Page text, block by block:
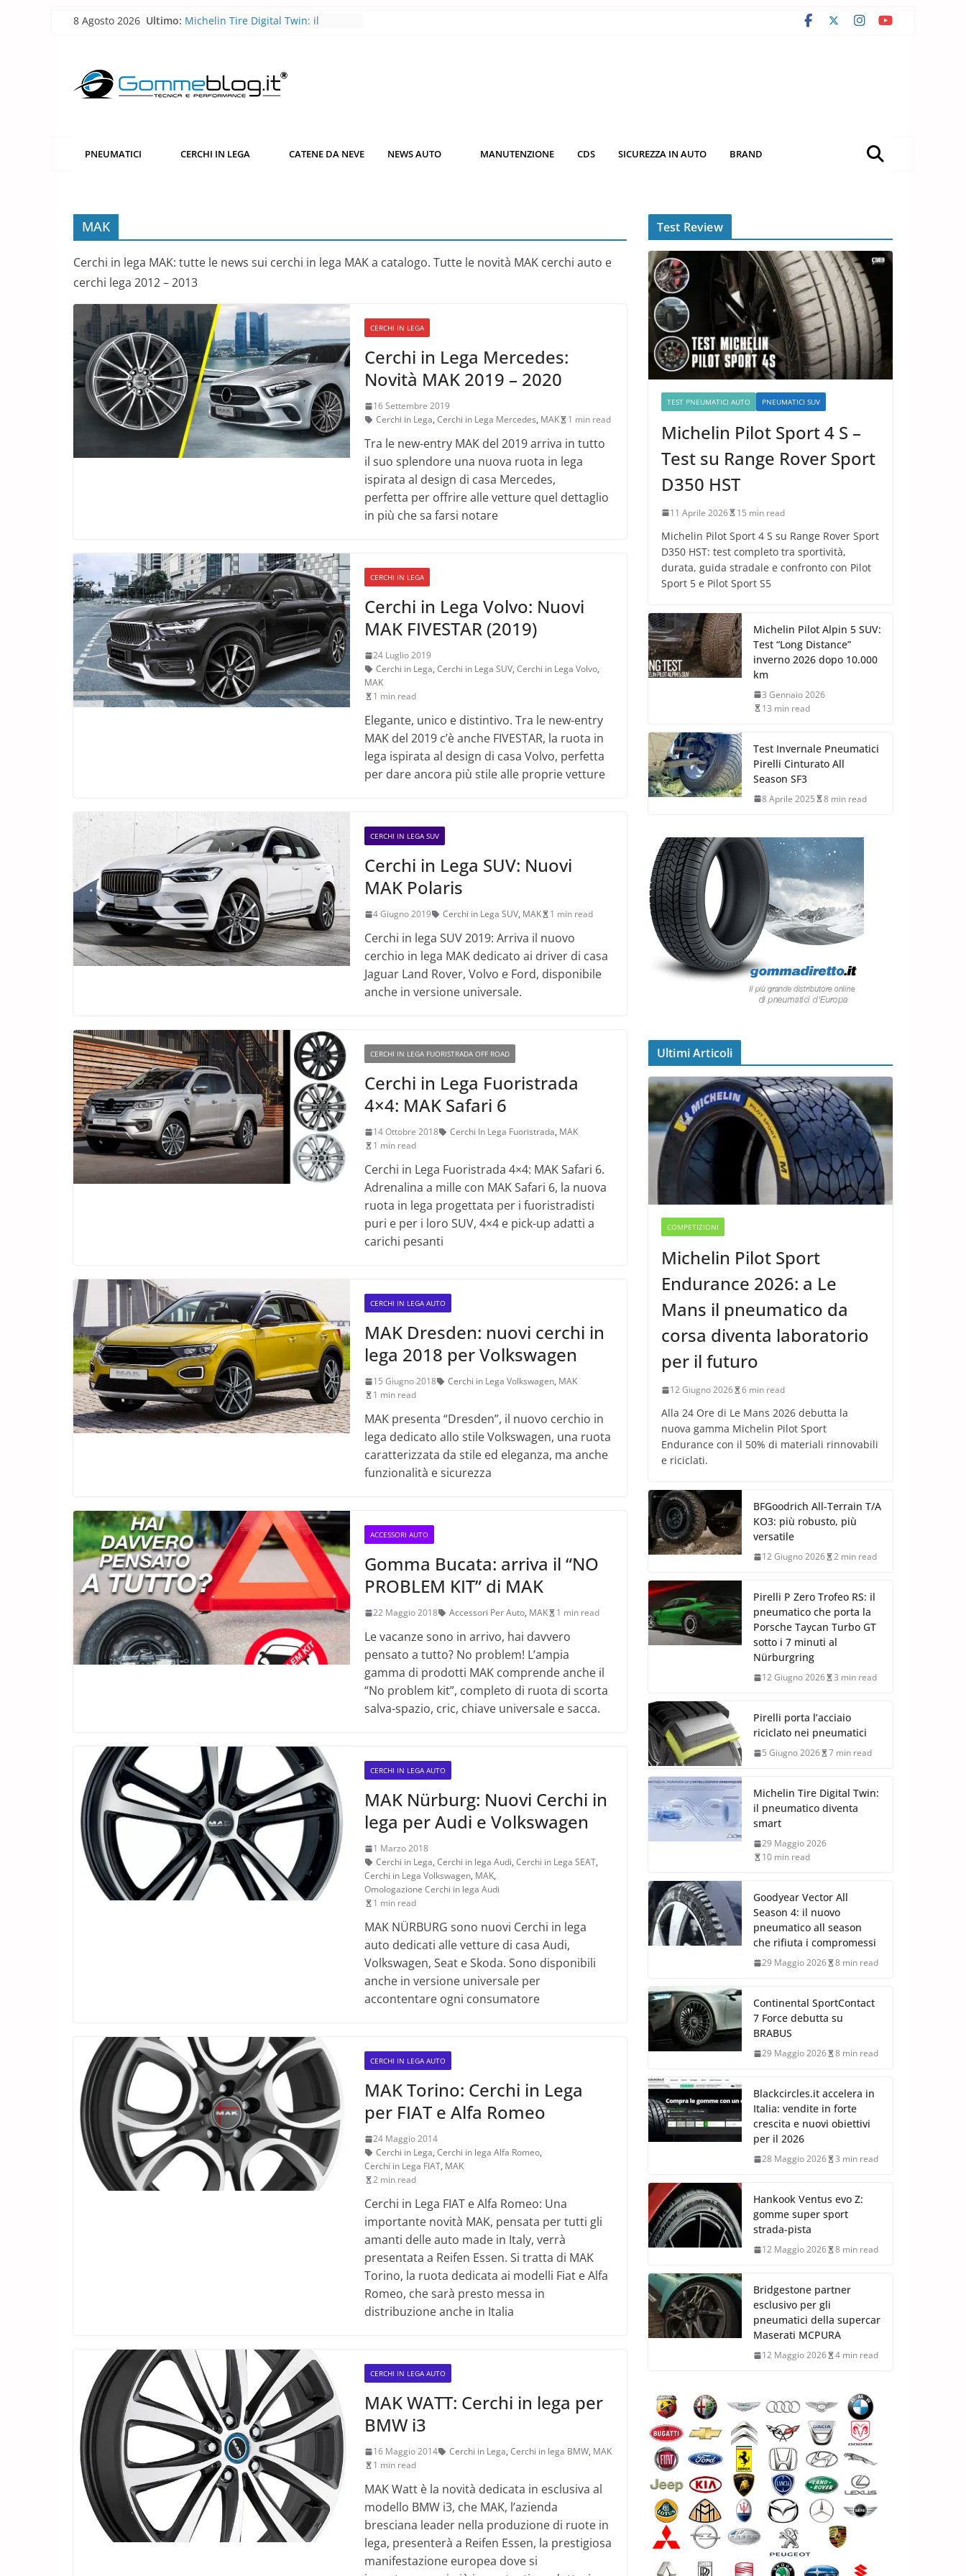
8 Agosto 2026 Ultimo: Michelin Tire Digital Twin: il
corsa diventa laboratorio per il
futuro
pneumatico che porta la Porsche
PNEUMATICI CERCHI IN LEGA CATENE DA NEVE NEWS AUTO MANUTENZIONE CDS SICUREZZA IN AUTO BRAND
MAK
Cerchi in lega MAK: tutte le news sui cerchi in lega MAK a catalogo. Tutte le novità MAK cerchi auto e
cerchi lega 2012 – 2013
CERCHI IN LEGA
Cerchi in Lega Mercedes:
Novità MAK 2019 – 2020
16 Settembre 2019
Cerchi in Lega, Cerchi in Lega Mercedes, MAK 1 min read
Tra le new-entry MAK del 2019 arriva in tutto
il suo splendore una nuova ruota in lega
ispirata al design di casa Mercedes,
perfetta per offrire alle vetture quel dettaglio
in più che sa farsi notare
CERCHI IN LEGA
Cerchi in Lega Volvo: Nuovi
MAK FIVESTAR (2019)
24 Luglio 2019
Cerchi in Lega, Cerchi in Lega SUV, Cerchi in Lega Volvo,
MAK
1 min read
Elegante, unico e distintivo. Tra le new-entry
MAK del 2019 c’è anche FIVESTAR, la ruota in
lega ispirata al design di casa Volvo, perfetta
per dare ancora più stile alle proprie vetture
CERCHI IN LEGA SUV
Cerchi in Lega SUV: Nuovi
MAK Polaris
4 Giugno 2019 Cerchi in Lega SUV, MAK 1 min read
Cerchi in lega SUV 2019: Arriva il nuovo
cerchio in lega MAK dedicato ai driver di casa
Jaguar Land Rover, Volvo e Ford, disponibile
anche in versione universale.
CERCHI IN LEGA FUORISTRADA OFF ROAD
Cerchi in Lega Fuoristrada
4×4: MAK Safari 6
14 Ottobre 2018 Cerchi In Lega Fuoristrada, MAK
1 min read
Cerchi in Lega Fuoristrada 4×4: MAK Safari 6.
Adrenalina a mille con MAK Safari 6, la nuova
ruota in lega progettata per i fuoristradisti
puri e per i loro SUV, 4×4 e pick-up adatti a
carichi pesanti
CERCHI IN LEGA AUTO
MAK Dresden: nuovi cerchi in
lega 2018 per Volkswagen
15 Giugno 2018 Cerchi in Lega Volkswagen, MAK
1 min read
MAK presenta “Dresden”, il nuovo cerchio in
lega dedicato allo stile Volkswagen, una ruota
caratterizzata da stile ed eleganza, ma anche
funzionalità e sicurezza
ACCESSORI AUTO
Gomma Bucata: arriva il “NO
PROBLEM KIT” di MAK
22 Maggio 2018 Accessori Per Auto, MAK 1 min read
Le vacanze sono in arrivo, hai davvero
pensato a tutto? No problem! L’ampia
gamma di prodotti MAK comprende anche il
“No problem kit”, completo di ruota di scorta
salva-spazio, cric, chiave universale e sacca.
CERCHI IN LEGA AUTO
MAK Nürburg: Nuovi Cerchi in
lega per Audi e Volkswagen
1 Marzo 2018
Cerchi in Lega, Cerchi in lega Audi, Cerchi in Lega SEAT,
Cerchi in Lega Volkswagen, MAK,
Omologazione Cerchi in lega Audi
1 min read
MAK NÜRBURG sono nuovi Cerchi in lega
auto dedicati alle vetture di casa Audi,
Volkswagen, Seat e Skoda. Sono disponibili
anche in versione universale per
accontentare ogni consumatore
CERCHI IN LEGA AUTO
MAK Torino: Cerchi in Lega
per FIAT e Alfa Romeo
24 Maggio 2014
Cerchi in Lega, Cerchi in lega Alfa Romeo,
Cerchi in Lega FIAT, MAK
2 min read
Cerchi in Lega FIAT e Alfa Romeo: Una
importante novità MAK, pensata per tutti gli
amanti delle auto made in Italy, verrà
presentata a Reifen Essen. Si tratta di MAK
Torino, la ruota dedicata ai modelli Fiat e Alfa
Romeo, che sarà presto messa in
distribuzione anche in Italia
CERCHI IN LEGA AUTO
MAK WATT: Cerchi in lega per
BMW i3
16 Maggio 2014 Cerchi in Lega, Cerchi in lega BMW, MAK
1 min read
MAK Watt è la novità dedicata in esclusiva al
modello BMW i3, che MAK, l’azienda
bresciana leader nella produzione di ruote in
lega, presenterà a Reifen Essen, la prestigiosa
manifestazione europea dove si
Test Review
TEST PNEUMATICI AUTO PNEUMATICI SUV
Michelin Pilot Sport 4 S –
Test su Range Rover Sport
D350 HST
11 Aprile 2026 15 min read
Michelin Pilot Sport 4 S su Range Rover Sport
D350 HST: test completo tra sportività,
durata, guida stradale e confronto con Pilot
Sport 5 e Pilot Sport S5
Michelin Pilot Alpin 5 SUV:
Test “Long Distance”
inverno 2026 dopo 10.000
km
3 Gennaio 2026
13 min read
Test Invernale Pneumatici
Pirelli Cinturato All
Season SF3
8 Aprile 2025 8 min read
Ultimi Articoli
COMPETIZIONI
Michelin Pilot Sport
Endurance 2026: a Le
Mans il pneumatico da
corsa diventa laboratorio
per il futuro
12 Giugno 2026 6 min read
Alla 24 Ore di Le Mans 2026 debutta la
nuova gamma Michelin Pilot Sport
Endurance con il 50% di materiali rinnovabili
e riciclati.
BFGoodrich All-Terrain T/A
KO3: più robusto, più
versatile
12 Giugno 2026 2 min read
Pirelli P Zero Trofeo RS: il
pneumatico che porta la
Porsche Taycan Turbo GT
sotto i 7 minuti al
Nürburgring
12 Giugno 2026 3 min read
Pirelli porta l’acciaio
riciclato nei pneumatici
5 Giugno 2026 7 min read
Michelin Tire Digital Twin:
il pneumatico diventa
smart
29 Maggio 2026
10 min read
Goodyear Vector All
Season 4: il nuovo
pneumatico all season
che rifiuta i compromessi
29 Maggio 2026 8 min read
Continental SportContact
7 Force debutta su
BRABUS
29 Maggio 2026 8 min read
Blackcircles.it accelera in
Italia: vendite in forte
crescita e nuovi obiettivi
per il 2026
28 Maggio 2026 3 min read
Hankook Ventus evo Z:
gomme super sport
strada-pista
12 Maggio 2026 8 min read
Bridgestone partner
esclusivo per gli
pneumatici della supercar
Maserati MCPURA
12 Maggio 2026 4 min read